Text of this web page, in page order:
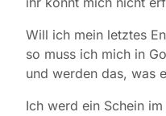
Will ich mein letztes
so muss ich mich in
und werden das, was
Ich werd ein Schein im